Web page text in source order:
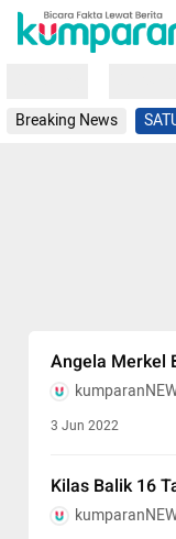
Breaking News
Angela Merkel
3 Jun 2022
Kilas Balik 16